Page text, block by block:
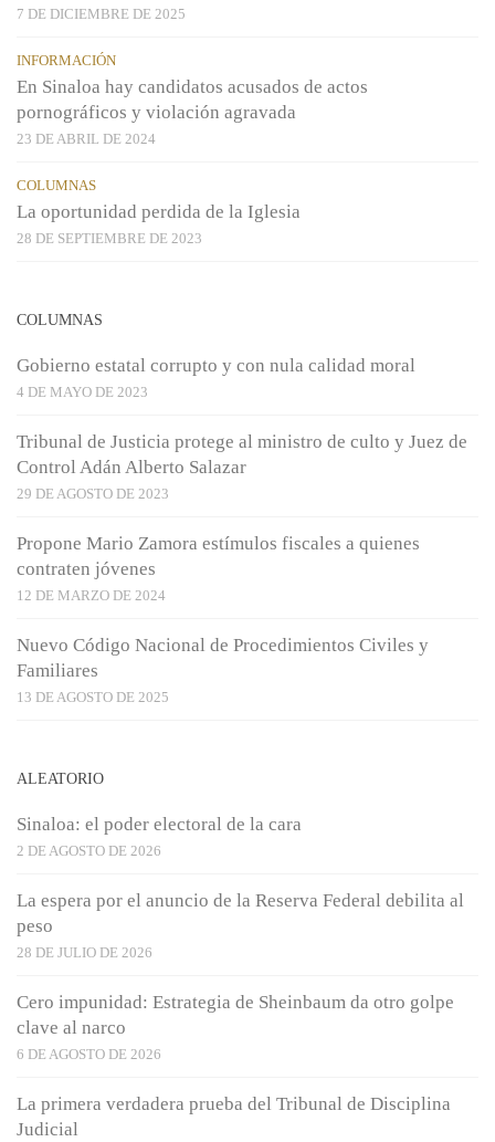
7 DE DICIEMBRE DE 2025
INFORMACIÓN
En Sinaloa hay candidatos acusados de actos
pornográficos y violación agravada
23 DE ABRIL DE 2024
COLUMNAS
La oportunidad perdida de la Iglesia
28 DE SEPTIEMBRE DE 2023
COLUMNAS
Gobierno estatal corrupto y con nula calidad moral
4 DE MAYO DE 2023
Tribunal de Justicia protege al ministro de culto y Juez de
Control Adán Alberto Salazar
29 DE AGOSTO DE 2023
Propone Mario Zamora estímulos fiscales a quienes
contraten jóvenes
12 DE MARZO DE 2024
Nuevo Código Nacional de Procedimientos Civiles y
Familiares
13 DE AGOSTO DE 2025
ALEATORIO
Sinaloa: el poder electoral de la cara
2 DE AGOSTO DE 2026
La espera por el anuncio de la Reserva Federal debilita al
peso
28 DE JULIO DE 2026
Cero impunidad: Estrategia de Sheinbaum da otro golpe
clave al narco
6 DE AGOSTO DE 2026
La primera verdadera prueba del Tribunal de Disciplina
Judicial